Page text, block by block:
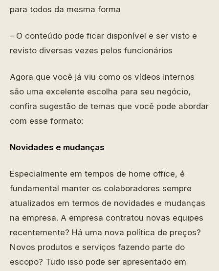
para todos da mesma forma
– O conteúdo pode ficar disponível e ser visto e
revisto diversas vezes pelos funcionários
Agora que você já viu como os vídeos internos
são uma excelente escolha para seu negócio,
confira sugestão de temas que você pode abordar
com esse formato:
Novidades e mudanças
Especialmente em tempos de home office, é
fundamental manter os colaboradores sempre
atualizados em termos de novidades e mudanças
na empresa. A empresa contratou novas equipes
recentemente? Há uma nova política de preços?
Novos produtos e serviços fazendo parte do
escopo? Tudo isso pode ser apresentado em